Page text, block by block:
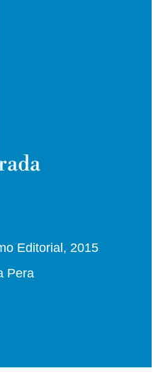
Editorial, 2015
Pera